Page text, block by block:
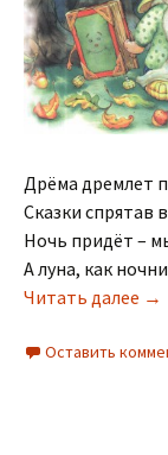
Дрёма дремлет
Сказки спрятав
Ночь придёт –
А луна, как
Читать далее →
Оставить